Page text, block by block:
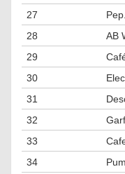
27
28
AB
29
30
31
32
33
34